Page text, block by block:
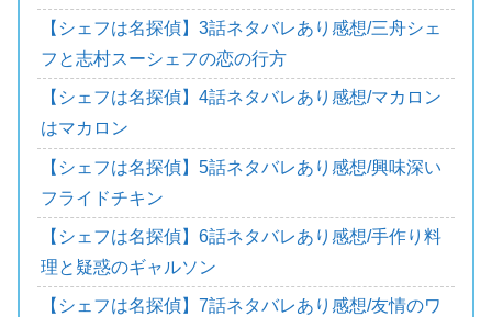
【シェフは名探偵】3話ネタバレあり感想/三舟シェ
フと志村スーシェフの恋の行方
【シェフは名探偵】4話ネタバレあり感想/マカロン
はマカロン
【シェフは名探偵】5話ネタバレあり感想/興味深い
フライドチキン
【シェフは名探偵】6話ネタバレあり感想/手作り料
理と疑惑のギャルソン
【シェフは名探偵】7話ネタバレあり感想/友情のワ